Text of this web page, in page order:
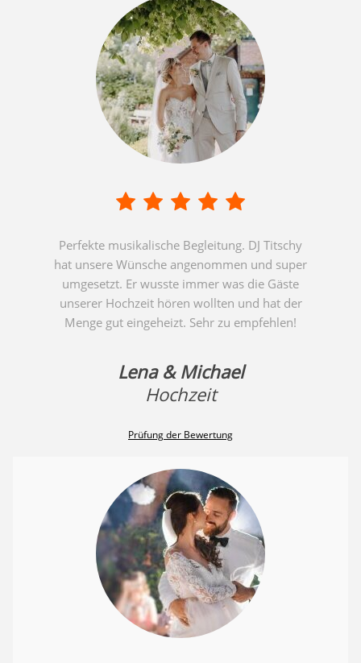
Perfekte musikalische Begleitung. DJ Titschy
hat unsere Wünsche angenommen und super
umgesetzt. Er wusste immer was die Gäste
unserer Hochzeit hören wollten und hat der
Menge gut eingeheizt. Sehr zu empfehlen!
Lena & Michael
Hochzeit
Prüfung der Bewertung